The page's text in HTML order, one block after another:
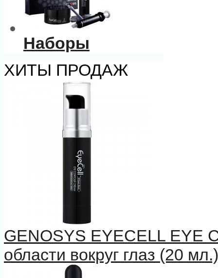
Наборы
ХИТЫ ПРОДАЖ
GENOSYS EYECELL EYE
области вокруг глаз (20 мл.)